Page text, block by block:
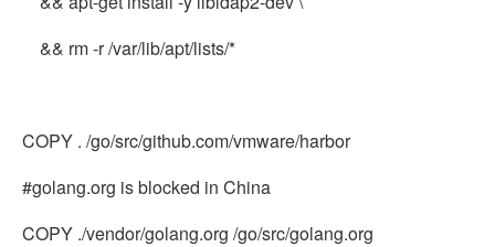
&& rm -r /var/lib/apt/lists/*
COPY . /go/src/github.com/vmware/harbor
#golang.org is blocked in China
COPY ./vendor/golang.org /go/src/golang.org